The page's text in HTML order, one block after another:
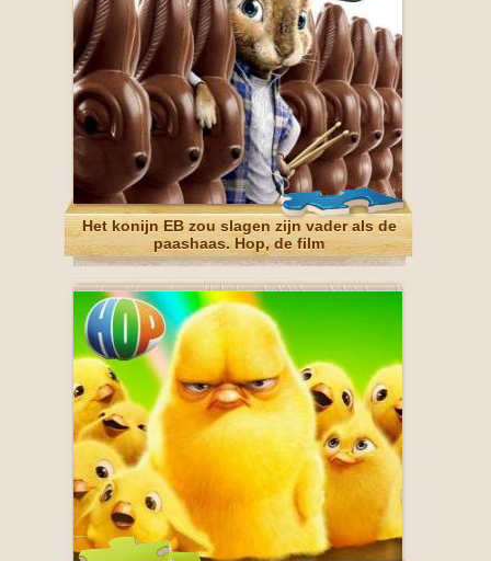
Het konijn EB zou slagen zijn vader als de
paashaas. Hop, de film